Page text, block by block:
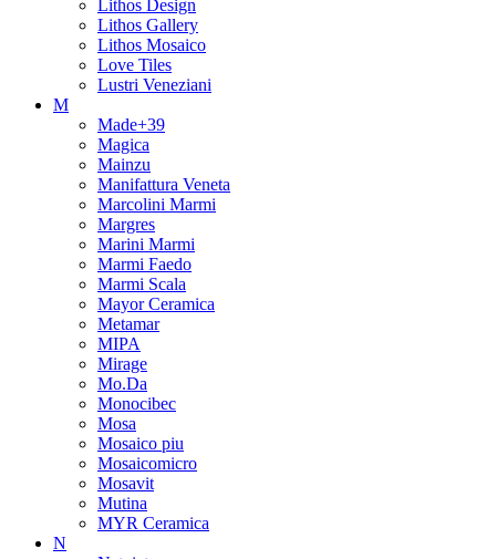
Lithos Design
Lithos Gallery
Lithos Mosaico
Love Tiles
Lustri Veneziani
M
Made+39
Magica
Mainzu
Manifattura Veneta
Marcolini Marmi
Margres
Marini Marmi
Marmi Faedo
Marmi Scala
Mayor Ceramica
Metamar
MIPA
Mirage
Mo.Da
Monocibec
Mosa
Mosaico piu
Mosaicomicro
Mosavit
Mutina
MYR Ceramica
N